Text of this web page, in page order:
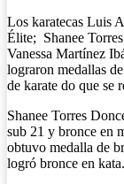
Los karatecas Luis
Élite; Shanee
Vanessa Martínez
lograron medallas
de karate do que se
Shanee Torres
sub 21 y bronce en
obtuvo medalla de
logró bronce en kata.